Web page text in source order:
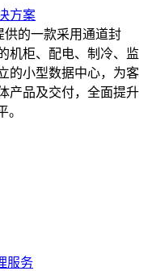
方案
供的一款采用通道封
机柜、配电、制冷、监
的小型数据中心，为客
产品及交付，全面提升
。
服务